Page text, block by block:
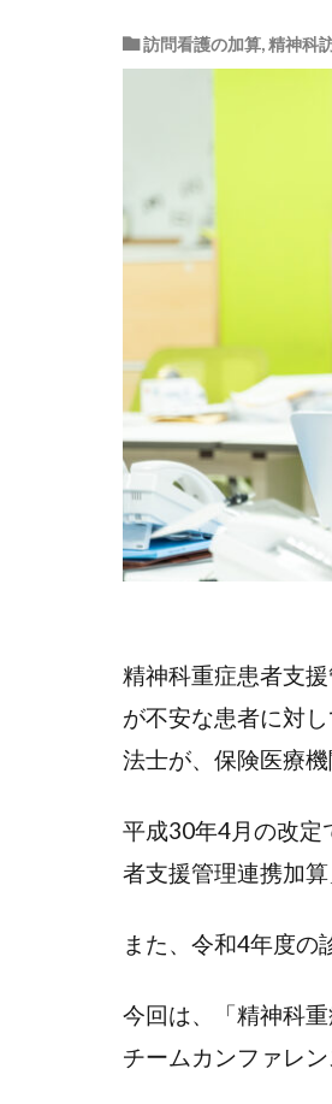
訪問看護の加算,精神科
精神科重症患者支
が不安な患者に対
法士が、保険医療
平成30年4月の改定
者支援管理連携加
また、令和4年度の
今回は、「精神科
チームカンファレ